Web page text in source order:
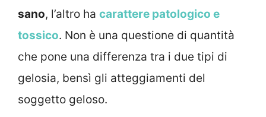
sano, l’altro ha carattere patologico e
tossico. Non è una questione di quantità
che pone una differenza tra i due tipi di
gelosia, bensì gli atteggiamenti del
soggetto geloso.